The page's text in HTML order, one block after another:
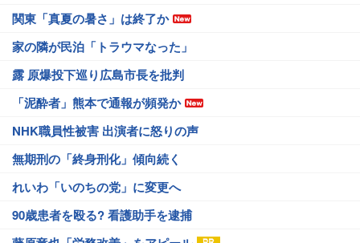
関東「真夏の暑さ」は終了か
家の隣が民泊「トラウマなった」
露 原爆投下巡り広島市長を批判
「泥酔者」熊本で通報が頻発か
NHK職員性被害 出演者に怒りの声
無期刑の「終身刑化」傾向続く
れいわ「いのちの党」に変更へ
90歳患者を殴る? 看護助手を逮捕